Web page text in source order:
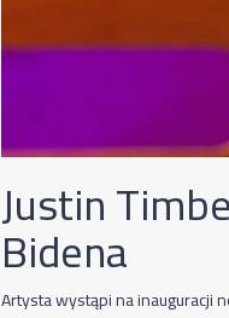
Justin
Bidena
Artysta wystąpi na inauguracji